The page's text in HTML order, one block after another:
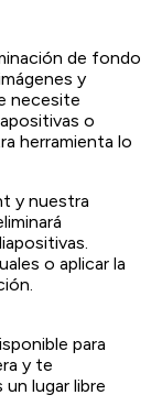
de fondo
y
necesite
o
herramienta lo
y nuestra
o aplicar la
para
y te
lugar libre